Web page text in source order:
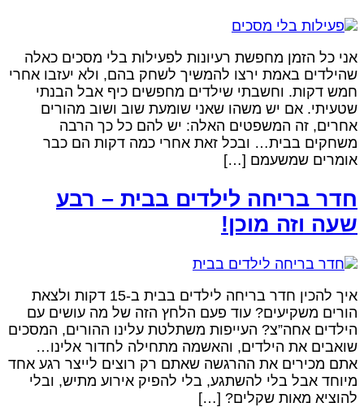
כל הזמן מחפשת רעיונות לפעילות בלי מסכים כאלה
באמת ירצו להמשיך לשחק בהם, ולא יעזבו אחרי
דקות. וחשבתי שילדים מחפשים כיף אבל הבנתי
אם יש משהו שאני שומעת שוב ושוב מהורים
זה המשפטים האלה: יש להם כל כך הרבה
בבית… ובכל זאת אחרי כמה דקות הם כבר
שמשעמם […]
בריחה לילדים בבית – רבע
וזה מוכן!
איך להכין חדר בריחה לילדים בבית ב-15 דקות ולצאת
משקיעים? עוד פעם הלחץ הזה של מה עושים עם
אחה”צ? העייפות משתלטת עלינו ההורים, המסכים
את הילדים, והאשמה מתחילה לחדור אלינו…
מכירים את ההרגשה שאתם רק רוצים לייצר רגע אחד
אבל בלי להשתגע, בלי להפיק אירוע מתיש, ובלי
מאות שקלים? […]